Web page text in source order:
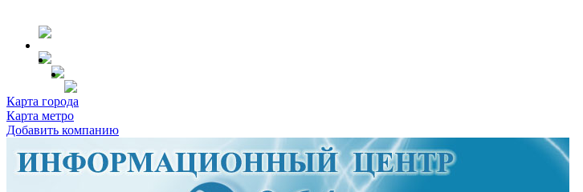
Карта города
Карта метро
Добавить компанию